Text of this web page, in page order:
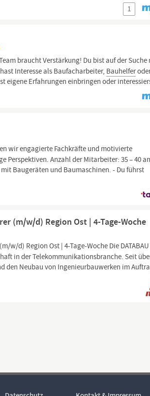
1
braucht Verstärkung! Du bist auf der Suche
Interesse als Baufacharbeiter, Bauhelfer
eigene Erfahrungen einbringen oder
wir engagierte Fachkräfte und motivierte
Anzahl der Mitarbeiter: 35 – 40
Baugeräten und Baumaschinen. - Du führst
(m/w/d) Region Ost | 4-Tage-Woche
⁠w⁠/⁠d) Region Ost | 4-Tage-Woche Die DATABAU
in der Telekommunikationsbranche. Seit
den Neubau von Ingenieurbauwerken im